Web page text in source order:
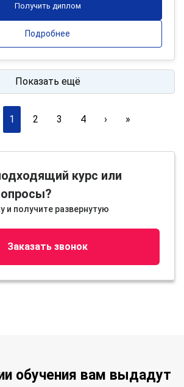
Получить диплом
Подробнее
Показать ещё
1 2 3 4 › »
курс или
и получите развернутую
Заказать звонок
обучения вам выдадут